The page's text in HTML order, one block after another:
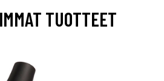
TUOTTEET